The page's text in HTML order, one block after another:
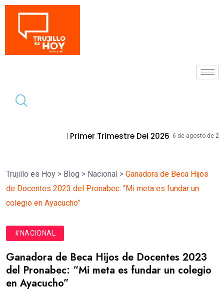
Trimestre Del 2026 6 de agosto de 2026 Mallplaza
Trujillo es Hoy > Blog > Nacional > Ganadora de Beca Hijos
de Docentes 2023 del Pronabec: “Mi meta es fundar un
colegio en Ayacucho”
#NACIONAL
Ganadora de Beca Hijos de Docentes 2023
del Pronabec: “Mi meta es fundar un colegio
en Ayacucho”